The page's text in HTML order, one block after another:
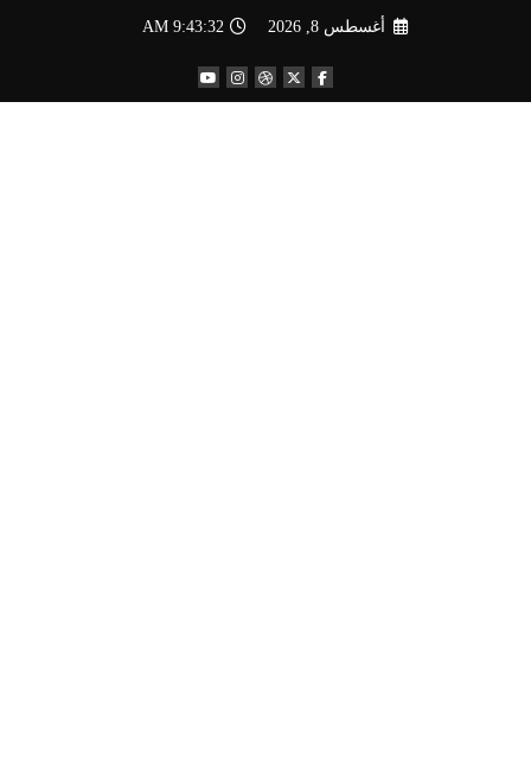
أغسطس 8, 2026 9:43:32 AM